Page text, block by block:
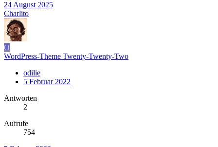
24 August 2025
Charlito
O
WordPress-Theme Twenty-Twenty-Two
odilie
5 Februar 2022
Antworten
2
Aufrufe
754